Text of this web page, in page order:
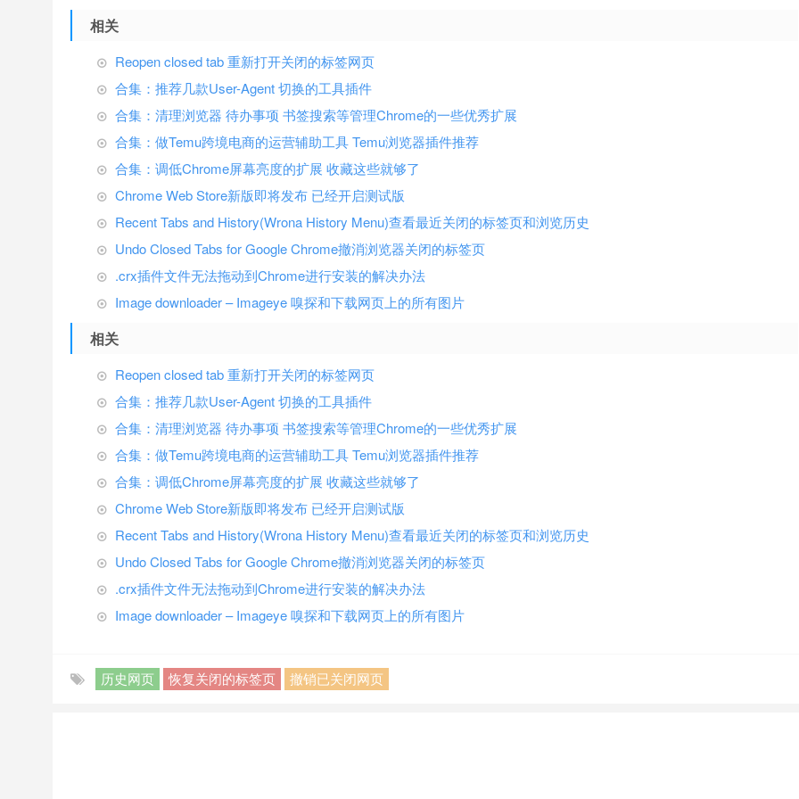
相关
Reopen closed tab 重新打开关闭的标签网页
合集：推荐几款User-Agent 切换的工具插件
合集：清理浏览器 待办事项 书签搜索等管理Chrome的一些优秀扩展
合集：做Temu跨境电商的运营辅助工具 Temu浏览器插件推荐
合集：调低Chrome屏幕亮度的扩展 收藏这些就够了
Chrome Web Store新版即将发布 已经开启测试版
Recent Tabs and History(Wrona History Menu)查看最近关闭的标签页和浏览历史
Undo Closed Tabs for Google Chrome撤消浏览器关闭的标签页
.crx插件文件无法拖动到Chrome进行安装的解决办法
Image downloader – Imageye 嗅探和下载网页上的所有图片
相关
Reopen closed tab 重新打开关闭的标签网页
合集：推荐几款User-Agent 切换的工具插件
合集：清理浏览器 待办事项 书签搜索等管理Chrome的一些优秀扩展
合集：做Temu跨境电商的运营辅助工具 Temu浏览器插件推荐
合集：调低Chrome屏幕亮度的扩展 收藏这些就够了
Chrome Web Store新版即将发布 已经开启测试版
Recent Tabs and History(Wrona History Menu)查看最近关闭的标签页和浏览历史
Undo Closed Tabs for Google Chrome撤消浏览器关闭的标签页
.crx插件文件无法拖动到Chrome进行安装的解决办法
Image downloader – Imageye 嗅探和下载网页上的所有图片
历史网页 恢复关闭的标签页 撤销已关闭网页